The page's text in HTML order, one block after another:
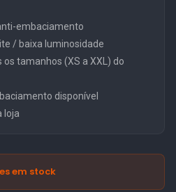
embaciamento
/ baixa luminosidade
tamanhos (XS a XXL) do
disponível
loja
em stock